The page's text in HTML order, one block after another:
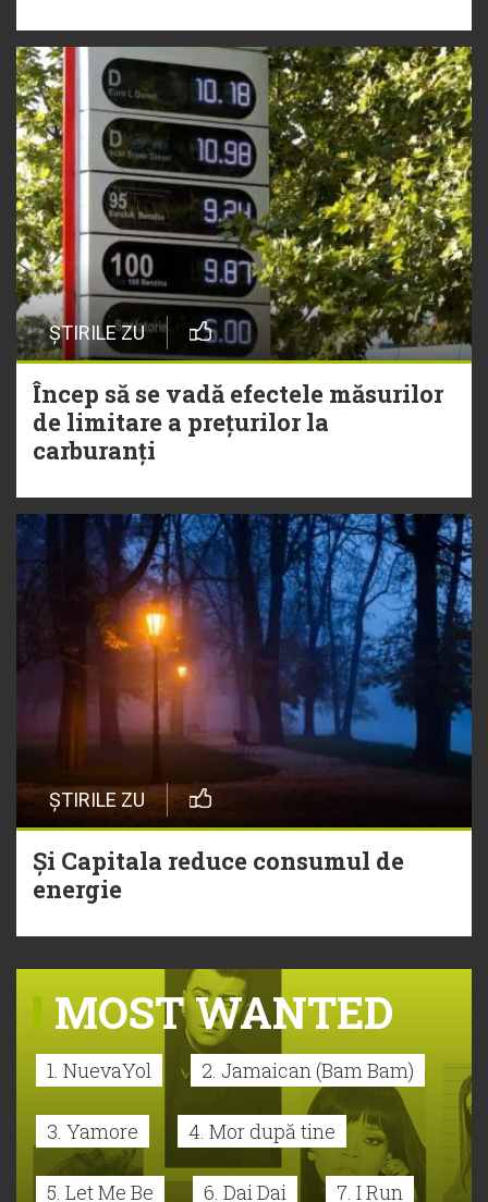
ȘTIRILE ZU
Încep să se vadă efectele măsurilor
de limitare a prețurilor la
carburanți
ȘTIRILE ZU
Și Capitala reduce consumul de
energie
MOST WANTED
1. NuevaYol 2. Jamaican (Bam Bam)
3. Yamore 4. Mor după tine
5. Let Me Be 6. Dai Dai 7. I Run